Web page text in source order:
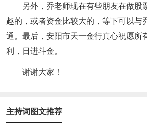
另外，乔老师现在有些朋友在做股
趣的，或者资金比较大的，等下可以与
通。最后，安阳市天一金行真心祝愿所
利，日进斗金。
谢谢大家！
主持词图文推荐